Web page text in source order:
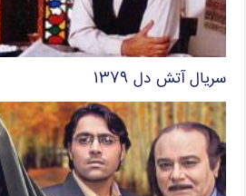
سریال آتش دل ۱۳۷۹